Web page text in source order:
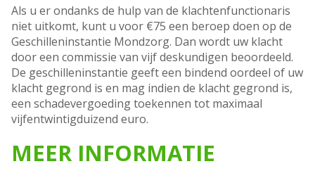
Als u er ondanks de hulp van de klachtenfunctionaris
niet uitkomt, kunt u voor €75 een beroep doen op de
Geschilleninstantie Mondzorg. Dan wordt uw klacht
door een commissie van vijf deskundigen beoordeeld.
De geschilleninstantie geeft een bindend oordeel of uw
klacht gegrond is en mag indien de klacht gegrond is,
een schadevergoeding toekennen tot maximaal
vijfentwintigduizend euro.
MEER INFORMATIE